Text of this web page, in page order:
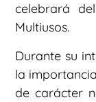
celebrará
Multiusos.
Durante su
la
de carácter